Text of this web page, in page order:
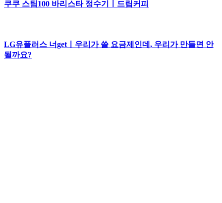
쿠쿠 스팀100 바리스타 정수기ㅣ드립커피
LG유플러스 너getㅣ우리가 쓸 요금제인데, 우리가 만들면 안
될까요?